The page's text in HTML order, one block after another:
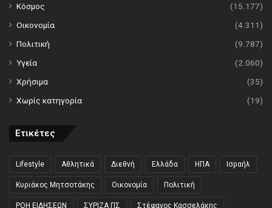
Κόσμος
(15.177)
Οικονομία
(4.311)
Πολιτική
(9.787)
Υγεία
(2.060)
Χρήσιμα
(35)
Χωρίς κατηγορία
(19)
Ετικέτες
Lifestyle Αθλητικά Διεθνή Ελλάδα ΗΠΑ Ισραήλ
Κυριάκος Μητσοτάκης Οικονομία Πολιτική
ΡΟΗ ΕΙΔΗΣΕΩΝ ΣΥΡΙΖΑ ΠΣ Στέφανος Κασσελάκης